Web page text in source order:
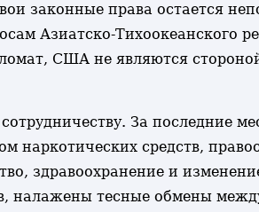
законные права остается
Азиатско-Тихоокеанского
США не являются
За последние
наркотических средств,
здравоохранение и
налажены тесные обмены